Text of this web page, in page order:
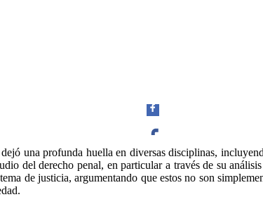
Facebook
una profunda huella en diversas disciplinas,
del derecho penal, en particular a través de su
de justicia, argumentando que estos no son